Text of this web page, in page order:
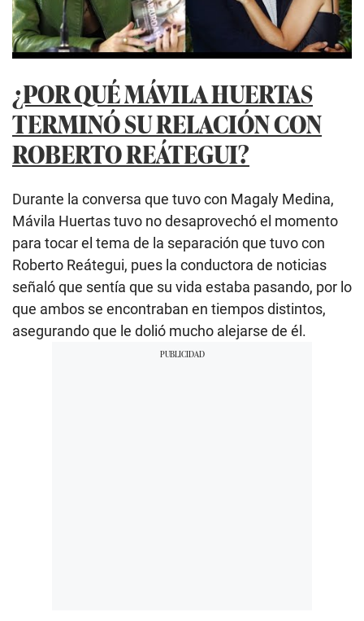
¿POR QUÉ MÁVILA HUERTAS
TERMINÓ SU RELACIÓN CON
ROBERTO REÁTEGUI?
Durante la conversa que tuvo con Magaly Medina,
Mávila Huertas tuvo no desaprovechó el momento
para tocar el tema de la separación que tuvo con
Roberto Reátegui, pues la conductora de noticias
señaló que sentía que su vida estaba pasando, por lo
que ambos se encontraban en tiempos distintos,
asegurando que le dolió mucho alejarse de él.